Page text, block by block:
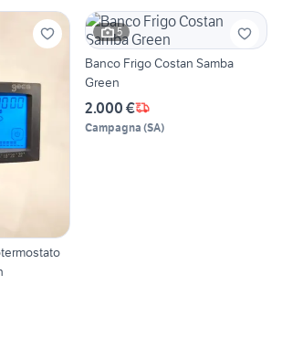
5
Banco Frigo Costan Samba
Green
2.000 €
Campagna (SA)